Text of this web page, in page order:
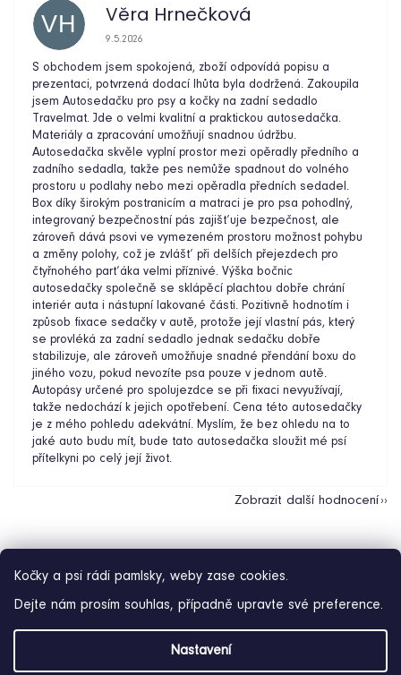
Kočky a psi rádi pamlsky, weby zase cookies.
Dejte nám prosím souhlas, případně upravte své preference.
Nastavení
VH Věra Hrnečková
Hodnocení obchodu je 5 z 5 hvězdiček.
9.5.2026
S obchodem jsem spokojená, zboží odpovídá popisu a
prezentaci, potvrzená dodací lhůta byla dodržená. Zakoupila
jsem Autosedačku pro psy a kočky na zadní sedadlo
Travelmat. Jde o velmi kvalitní a praktickou autosedačka.
Materiály a zpracování umožňují snadnou údržbu.
Autosedačka skvěle vyplní prostor mezi opěradly předního a
zadního sedadla, takže pes nemůže spadnout do volného
prostoru u podlahy nebo mezi opěradla předních sedadel.
Box díky širokým postranicím a matraci je pro psa pohodlný,
integrovaný bezpečnostní pás zajišťuje bezpečnost, ale
zároveň dává psovi ve vymezeném prostoru možnost pohybu
a změny polohy, což je zvlášť při delších přejezdech pro
čtyřnohého parťáka velmi příznivé. Výška bočnic
autosedačky společně se sklápěcí plachtou dobře chrání
interiér auta i nástupní lakované části. Pozitivně hodnotím i
způsob fixace sedačky v autě, protože její vlastní pás, který
se provléká za zadní sedadlo jednak sedačku dobře
stabilizuje, ale zároveň umožňuje snadné přendání boxu do
jiného vozu, pokud nevozíte psa pouze v jednom autě.
Autopásy určené pro spolujezdce se při fixaci nevyužívají,
takže nedochází k jejich opotřebení. Cena této autosedačky
je z mého pohledu adekvátní. Myslím, že bez ohledu na to
jaké auto budu mít, bude tato autosedačka sloužit mé psí
přítelkyni po celý její život.
Zobrazit další hodnocení